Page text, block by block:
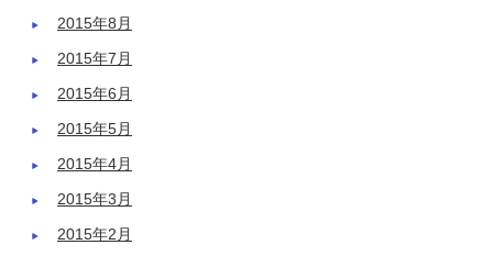
2015年8月
2015年7月
2015年6月
2015年5月
2015年4月
2015年3月
2015年2月